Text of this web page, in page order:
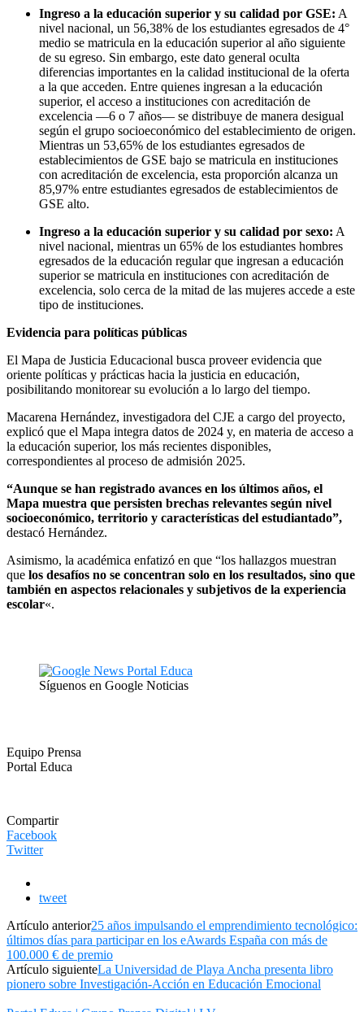
Ingreso a la educación superior y su calidad por GSE: A
nivel nacional, un 56,38% de los estudiantes egresados de 4°
medio se matricula en la educación superior al año siguiente
de su egreso. Sin embargo, este dato general oculta
diferencias importantes en la calidad institucional de la oferta
a la que acceden. Entre quienes ingresan a la educación
superior, el acceso a instituciones con acreditación de
excelencia —6 o 7 años— se distribuye de manera desigual
según el grupo socioeconómico del establecimiento de origen.
Mientras un 53,65% de los estudiantes egresados de
establecimientos de GSE bajo se matricula en instituciones
con acreditación de excelencia, esta proporción alcanza un
85,97% entre estudiantes egresados de establecimientos de
GSE alto.
Ingreso a la educación superior y su calidad por sexo: A
nivel nacional, mientras un 65% de los estudiantes hombres
egresados de la educación regular que ingresan a educación
superior se matricula en instituciones con acreditación de
excelencia, solo cerca de la mitad de las mujeres accede a este
tipo de instituciones.
Evidencia para políticas públicas
El Mapa de Justicia Educacional busca proveer evidencia que
oriente políticas y prácticas hacia la justicia en educación,
posibilitando monitorear su evolución a lo largo del tiempo.
Macarena Hernández, investigadora del CJE a cargo del proyecto,
explicó que el Mapa integra datos de 2024 y, en materia de acceso a
la educación superior, los más recientes disponibles,
correspondientes al proceso de admisión 2025.
“Aunque se han registrado avances en los últimos años, el
Mapa muestra que persisten brechas relevantes según nivel
socioeconómico, territorio y características del estudiantado”,
destacó Hernández.
Asimismo, la académica enfatizó en que “los hallazgos muestran
que los desafíos no se concentran solo en los resultados, sino que
también en aspectos relacionales y subjetivos de la experiencia
escolar«.
Síguenos en Google Noticias
Equipo Prensa
Portal Educa
Compartir
Facebook
Twitter
tweet
Artículo anterior25 años impulsando el emprendimiento tecnológico:
últimos días para participar en los eAwards España con más de
100.000 € de premio
Artículo siguienteLa Universidad de Playa Ancha presenta libro
pionero sobre Investigación-Acción en Educación Emocional